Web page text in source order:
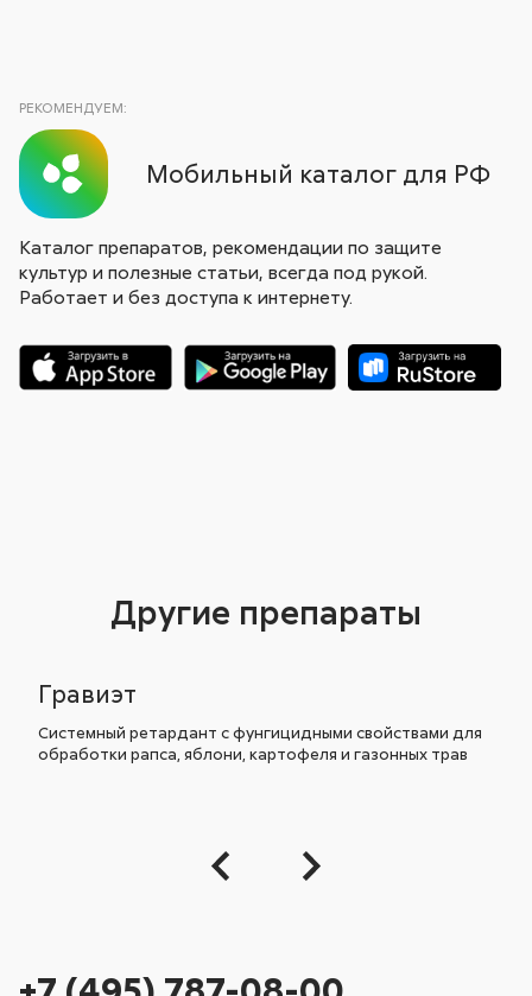
РЕКОМЕНДУЕМ:
Мобильный каталог для РФ
Каталог препаратов, рекомендации по защите
культур и полезные статьи, всегда под рукой.
Работает и без доступа к интернету.
Другие препараты
Гравиэт
Системный ретардант с фунгицидными свойствами для
обработки рапса, яблони, картофеля и газонных трав